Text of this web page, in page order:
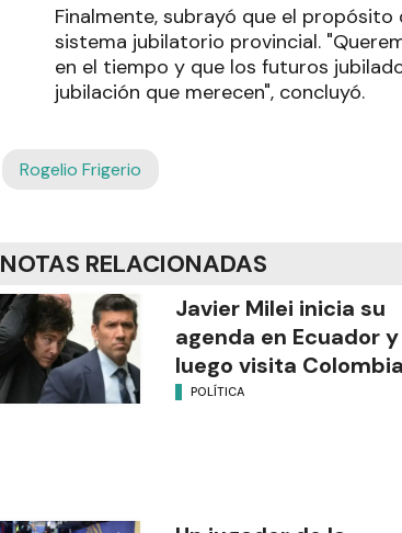
Finalmente, subrayó que el
sistema jubilatorio provincial.
en el tiempo y que los futuros
jubilación que merecen", concluyó.
Rogelio Frigerio
NOTAS RELACIONADAS
Javier Milei inicia su
agenda en Ecuador y
luego visita Colombia
POLÍTICA